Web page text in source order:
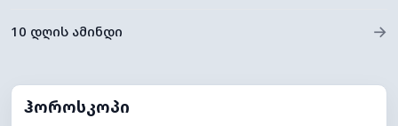
10 დღის ამინდი →
ჰოროსკოპი